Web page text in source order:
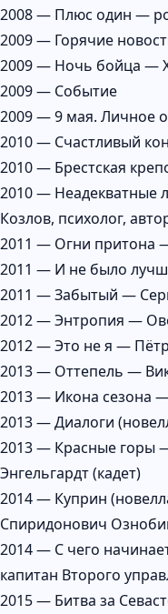
2008 — Плюс один —
2009 — Горячие
2009 — Ночь бойца —
2009 — Событие
2009 — 9 мая. Личное
2010 — Счастливый
2010 — Брестская
2010 — Неадекватные
Козлов, психолог,
2011 — Огни притона
2011 — И не было
2011 — Забытый —
2012 — Энтропия —
2012 — Это не я — Пётр
2013 — Оттепель —
2013 — Икона сезона
2013 — Диалоги
2013 — Красные горы
Энгельгардт (кадет)
2014 — Куприн
Спиридонович
2014 — С чего
капитан Второго
2015 — Битва за